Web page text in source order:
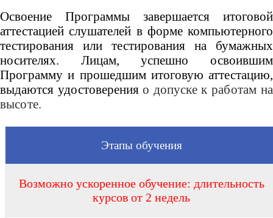
Освоение Программы завершается итоговой
аттестацией слушателей в форме компьютерного
тестирования или тестирования на бумажных
носителях. Лицам, успешно освоившим
Программу и прошедшим итоговую аттестацию,
выдаются удостоверенияо допуске к работам на
высоте.
Этапы обучения
Возможно ускоренное обучение: длительность
курсов от 2 недель